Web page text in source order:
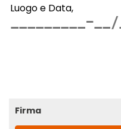
Luogo e Data,
Firma